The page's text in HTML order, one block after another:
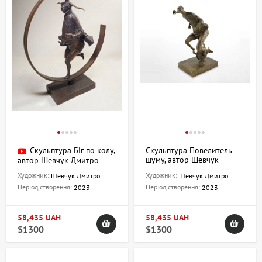
Скульптура Біг по колу,
автор Шевчук Дмитро
Художник: Шевчук Дмитро
Період створення: 2023
58,435 UAH
$1300
Скульптура Повелитель
шуму, автор Шевчук
Художник: Шевчук Дмитро
Період створення: 2023
58,435 UAH
$1300